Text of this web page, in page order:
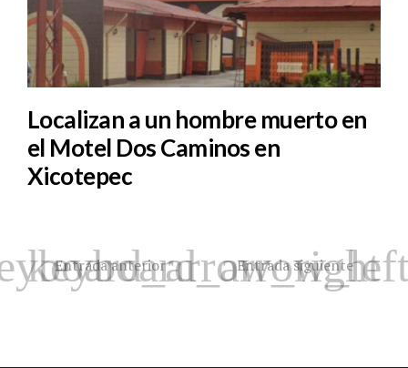
Localizan a un hombre muerto en
el Motel Dos Caminos en
Xicotepec
Entrada anterior Entrada siguiente